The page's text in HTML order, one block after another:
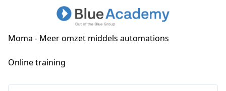
Moma - Meer omzet middels automations
Online training